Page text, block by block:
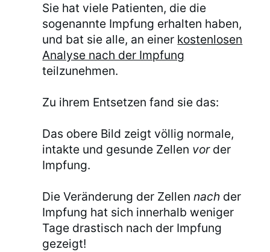
Sie hat viele Patienten, die die
sogenannte Impfung erhalten haben,
und bat sie alle, an einer kostenlosen
Analyse nach der Impfung
teilzunehmen.
Zu ihrem Entsetzen fand sie das:
Das obere Bild zeigt völlig normale,
intakte und gesunde Zellen vorder
Impfung.
Die Veränderung der Zellennach der
Impfung hat sich innerhalb weniger
Tage drastisch nach der Impfung
gezeigt!